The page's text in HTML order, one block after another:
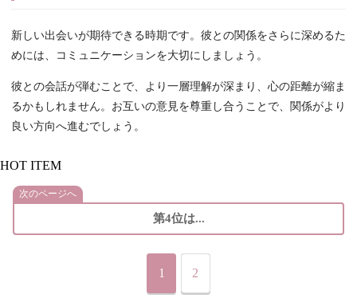
新しい出会いが期待できる時期です。彼との関係をさらに深めるた
めには、コミュニケーションを大切にしましょう。
彼との会話が弾むことで、より一層理解が深まり、心の距離が縮ま
るかもしれません。お互いの意見を尊重し合うことで、関係がより
良い方向へ進むでしょう。
HOT ITEM
次のページへ
第4位は...
1 2